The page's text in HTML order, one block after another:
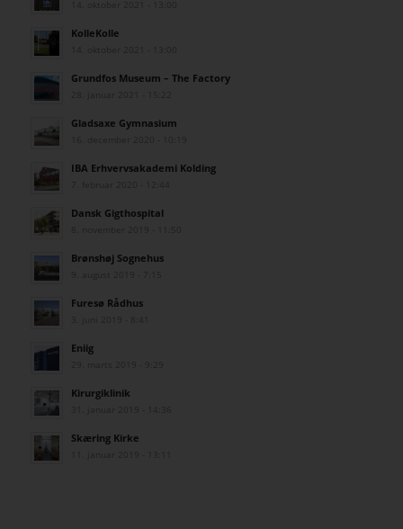
KolleKolle
Grundfos Museum – The Factory
Gladsaxe Gymnasium
IBA Erhvervsakademi Kolding
Dansk Gigthospital
Brønshøj Sognehus
Furesø Rådhus
Eniig
Kirurgiklinik
Skæring Kirke